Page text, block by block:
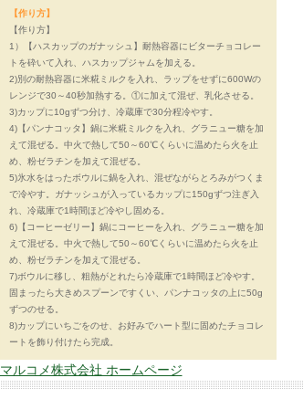
【作り方】
【作り方】
1）【ハスカップのガナッシュ】耐熱容器にビターチョコレー
トを砕いて入れ、ハスカップジャムを加える。
2)別の耐熱容器に米糀ミルクを入れ、ラップをせずに600Wの
レンジで30～40秒加熱する。①に加えて混ぜ、乳化させる。
3)カップに10gずつ分け、冷蔵庫で30分程冷やす。
4)【パンナコッタ】鍋に米糀ミルクを入れ、グラニュー糖を加
えて混ぜる。中火で熱して50～60℃くらいに温めたら火を止
め、粉ゼラチンを加えて混ぜる。
5)氷水をはったボウルに鍋を入れ、混ぜながらとろみがつくま
で冷やす。ガナッシュが入っているカップに150gずつ注ぎ入
れ、冷蔵庫で1時間ほど冷やし固める。
6)【コーヒーゼリー】鍋にコーヒーを入れ、グラニュー糖を加
えて混ぜる。中火で熱して50～60℃くらいに温めたら火を止
め、粉ゼラチンを加えて混ぜる。
7)ボウルに移し、粗熱がとれたら冷蔵庫で1時間ほど冷やす。
固まったら大きめスプーンですくい、パンナコッタの上に50g
ずつのせる。
8)カップにいちごをのせ、お好みでハート型に固めたチョコレ
ートを飾り付けたら完成。
マルコメ株式会社 ホームページ